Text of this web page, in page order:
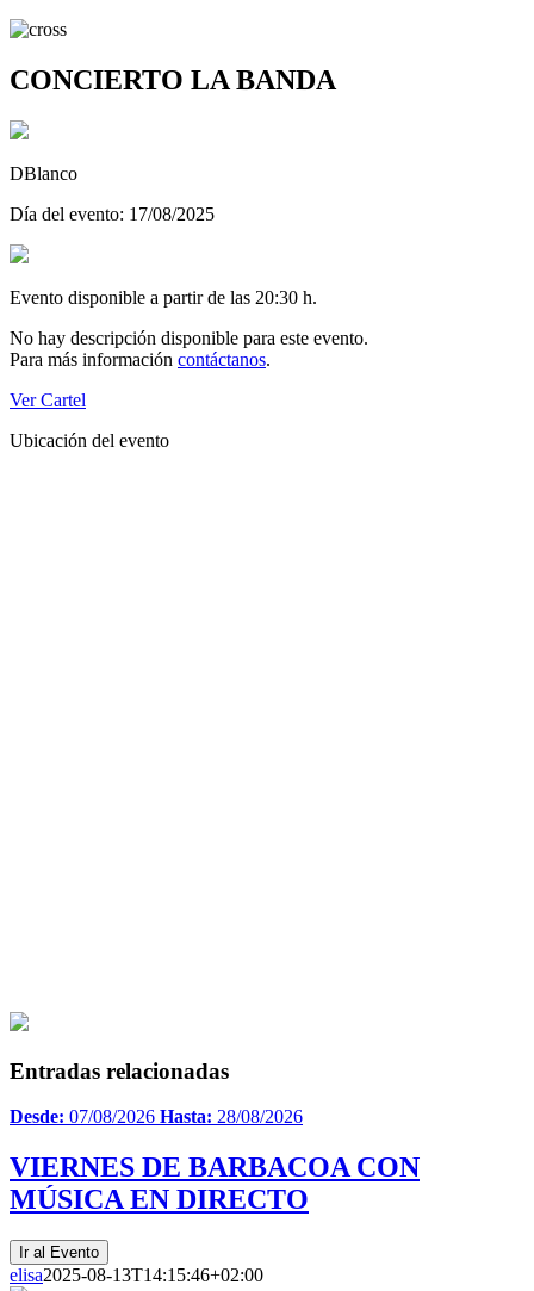
CONCIERTO LA BANDA
DBlanco
Día del evento: 17/08/2025
Evento disponible a partir de las 20:30 h.
No hay descripción disponible para este evento.
Para más información contáctanos.
Ver Cartel
Ubicación del evento
Entradas relacionadas
Desde: 07/08/2026 Hasta: 28/08/2026
VIERNES DE BARBACOA CON
MÚSICA EN DIRECTO
Ir al Evento
elisa2025-08-13T14:15:46+02:00